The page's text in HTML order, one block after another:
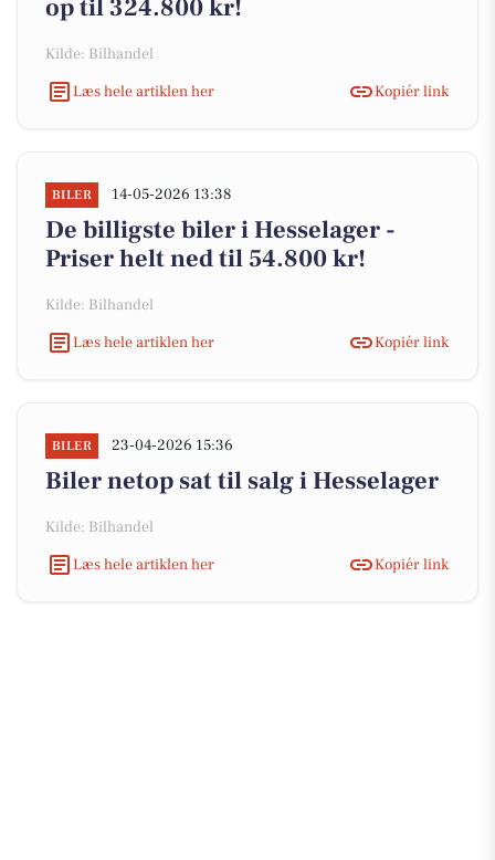
op til 324.800 kr!
Kilde: Bilhandel
Læs hele artiklen her
Kopiér link
BILER 14-05-2026 13:38
De billigste biler i Hesselager -
Priser helt ned til 54.800 kr!
Kilde: Bilhandel
Læs hele artiklen her
Kopiér link
BILER 23-04-2026 15:36
Biler netop sat til salg i Hesselager
Kilde: Bilhandel
Læs hele artiklen her
Kopiér link